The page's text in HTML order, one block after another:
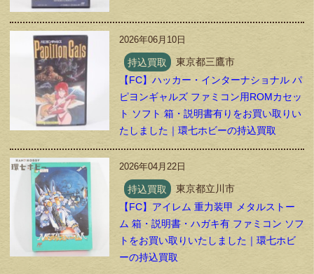
2026年06月10日
持込買取
東京都三鷹市
【FC】ハッカー・インターナショナル パ
ピヨンギャルズ ファミコン用ROMカセッ
ト ソフト 箱・説明書有りをお買い取りい
たしました｜環七ホビーの持込買取
2026年04月22日
持込買取
東京都立川市
【FC】アイレム 重力装甲 メタルストー
ム 箱・説明書・ハガキ有 ファミコン ソフ
トをお買い取りいたしました｜環七ホビ
ーの持込買取